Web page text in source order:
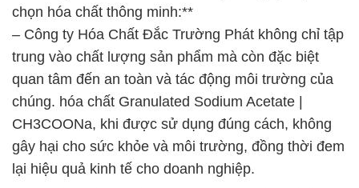
chọn hóa chất thông minh:**
– Công ty Hóa Chất Đắc Trường Phát không chỉ tập
trung vào chất lượng sản phẩm mà còn đặc biệt
quan tâm đến an toàn và tác động môi trường của
chúng. hóa chất Granulated Sodium Acetate |
CH3COONa, khi được sử dụng đúng cách, không
gây hại cho sức khỏe và môi trường, đồng thời đem
lại hiệu quả kinh tế cho doanh nghiệp.